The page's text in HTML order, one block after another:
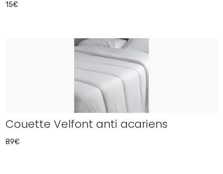
15€
Couette Velfont anti acariens
89€